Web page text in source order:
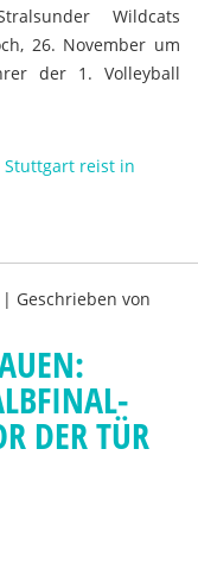
Wildcats
26. November um
der 1. Volleyball
Stuttgart reist in
| Geschrieben von
DER TÜR